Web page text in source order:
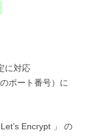
に対応
ポート番号）に
Encrypt 」 の